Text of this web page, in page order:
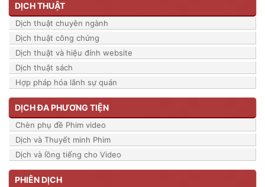
DỊCH THUẬT
Dịch thuật chuyên ngành
Dịch thuật công chứng
Dịch thuật và hiệu đính website
Dịch thuật sách
Hợp pháp hóa lãnh sự quán
DỊCH ĐA PHƯƠNG TIỆN
Chèn phụ đề Phim video
Dịch và Thuyết minh Phim
Dịch và lồng tiếng cho Video
PHIÊN DỊCH